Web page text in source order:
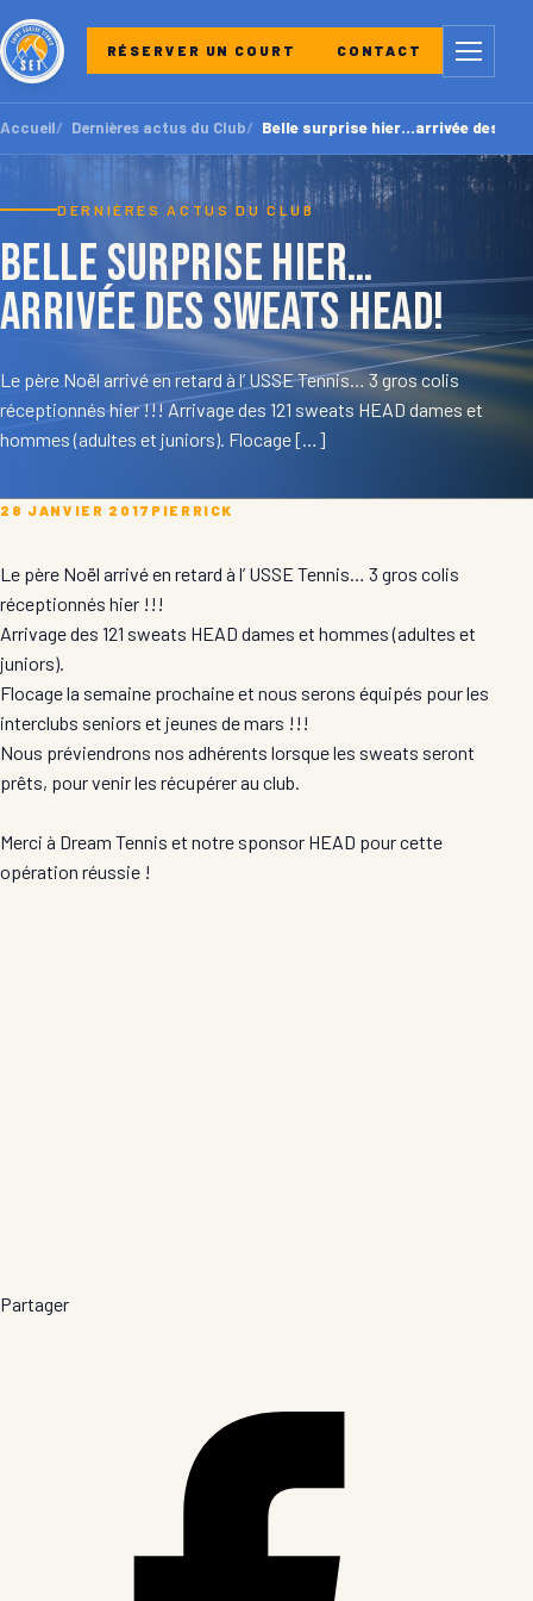
RÉSERVER UN COURT CONTACT Menu
Accueil Dernières actus du Club Belle surprise hier…arrivée des
DERNIÈRES ACTUS DU CLUB
Belle surprise hier…
arrivée des sweats HEAD!
Le père Noël arrivé en retard à l’ USSE Tennis… 3 gros colis
réceptionnés hier !!! Arrivage des 121 sweats HEAD dames et
hommes (adultes et juniors). Flocage […]
28 JANVIER 2017 PIERRICK
Le père Noël arrivé en retard à l’ USSE Tennis… 3 gros colis
réceptionnés hier !!!
Arrivage des 121 sweats HEAD dames et hommes (adultes et
juniors).
Flocage la semaine prochaine et nous serons équipés pour les
interclubs seniors et jeunes de mars !!!
Nous préviendrons nos adhérents lorsque les sweats seront
prêts, pour venir les récupérer au club.
Merci à Dream Tennis et notre sponsor HEAD pour cette
opération réussie !
Partager